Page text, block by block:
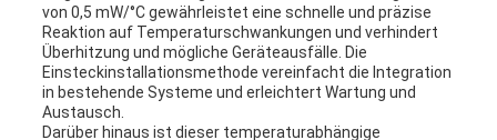
von 0,5 mW/°C gewährleistet eine schnelle und präzise
Reaktion auf Temperaturschwankungen und verhindert
Überhitzung und mögliche Geräteausfälle. Die
Einsteckinstallationsmethode vereinfacht die Integration
in bestehende Systeme und erleichtert Wartung und
Austausch.
Darüber hinaus ist dieser temperaturabhängige